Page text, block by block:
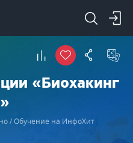
«Биохакинг
/ Обучение на ИнфоХит